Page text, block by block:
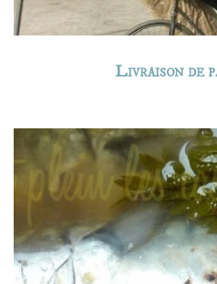
Livraison de